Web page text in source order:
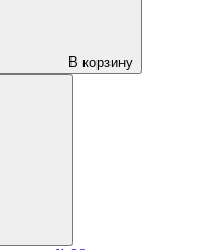
В корзину